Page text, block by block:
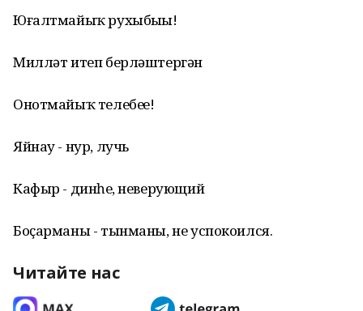
Юғалтмайыҡ рухыбыҙҙы!
Милләт итеп берләштергән
Онотмайыҡ телебеҙҙе!
Яйнау - нур, лучь
Кафыр - динһеҙ, неверующий
Боҫарманы - тынманы, не успокоился.
Читайте нас